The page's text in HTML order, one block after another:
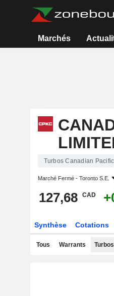
Marchés
Turbos Canadian
Marché Fermé - Toronto S.E.
127,68 CAD
Synthèse Cotations
Tous Warrants Turbos